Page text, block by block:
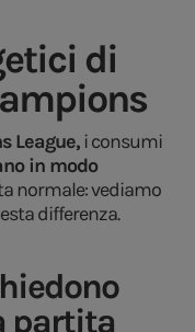
di
League, i consumi
in modo
normale: vediamo
differenza.
partita